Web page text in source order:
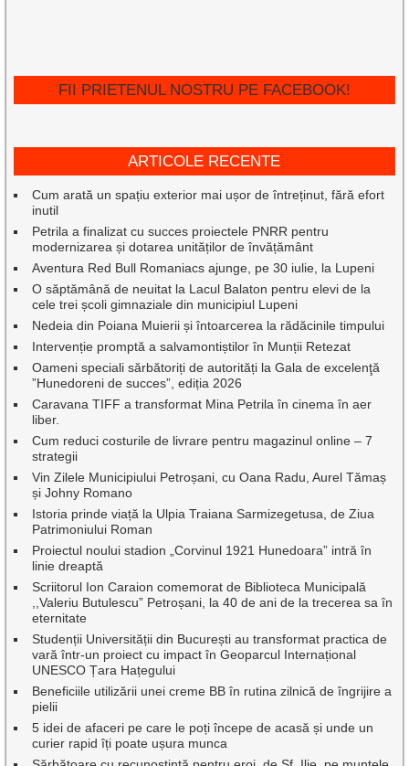
FII PRIETENUL NOSTRU PE FACEBOOK!
ARTICOLE RECENTE
Cum arată un spațiu exterior mai ușor de întreținut, fără efort
inutil
Petrila a finalizat cu succes proiectele PNRR pentru
modernizarea și dotarea unităților de învățământ
Aventura Red Bull Romaniacs ajunge, pe 30 iulie, la Lupeni
O săptămână de neuitat la Lacul Balaton pentru elevi de la
cele trei școli gimnaziale din municipiul Lupeni
Nedeia din Poiana Muierii și întoarcerea la rădăcinile timpului
Intervenție promptă a salvamontiștilor în Munții Retezat
Oameni speciali sărbătoriți de autorități la Gala de excelenţă
”Hunedoreni de succes”, ediția 2026
Caravana TIFF a transformat Mina Petrila în cinema în aer
liber.
Cum reduci costurile de livrare pentru magazinul online – 7
strategii
Vin Zilele Municipiului Petroșani, cu Oana Radu, Aurel Tămaș
și Johny Romano
Istoria prinde viață la Ulpia Traiana Sarmizegetusa, de Ziua
Patrimoniului Roman
Proiectul noului stadion „Corvinul 1921 Hunedoara” intră în
linie dreaptă
Scriitorul Ion Caraion comemorat de Biblioteca Municipală
,,Valeriu Butulescu” Petroșani, la 40 de ani de la trecerea sa în
eternitate
Studenții Universității din București au transformat practica de
vară într-un proiect cu impact în Geoparcul Internațional
UNESCO Țara Hațegului
Beneficiile utilizării unei creme BB în rutina zilnică de îngrijire a
pielii
5 idei de afaceri pe care le poți începe de acasă și unde un
curier rapid îți poate ușura munca